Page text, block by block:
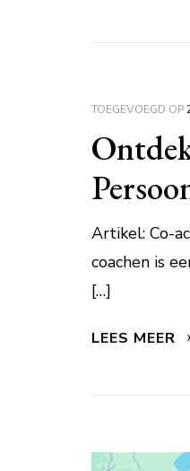
TOEGEVOEGD OP
Artikel: Co-
coachen is
[…]
LEES MEER